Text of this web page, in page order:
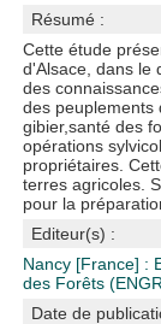
Résumé :
Cette étude
d'Alsace, dans le
des
des peuplements
gibier,santé des
opérations
propriétaires.
terres agricoles.
pour la
Editeur(s) :
Nancy [France] :
des Forêts
Date de